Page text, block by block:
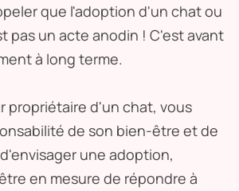
que l'adoption d'un chat ou
pas un acte anodin ! C'est avant
à long terme.
propriétaire d'un chat, vous
de son bien-être et de
une adoption,
en mesure de répondre à